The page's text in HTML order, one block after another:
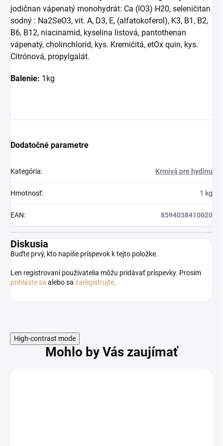
jodičnan vápenatý monohydrát: Ca (IO3) H20, seleničitan
sodný : Na2SeO3, vit. A, D3, E, (alfatokoferol), K3, B1, B2,
B6, B12, niacinamid, kyselina listová, pantothenan
vápenatý, cholinchlorid, kys. Kremičitá, etOx quin, kys.
Citrónová, propylgalát.
Balenie: 1kg
Dodatočné parametre
Kategória: Krmivá pre hydinu
Hmotnosť: 1 kg
EAN: 8594038410020
Diskusia
Buďte prvý, kto napíše príspevok k tejto položke.
Len registrovaní používatelia môžu pridávať príspevky. Prosím
prihláste sa alebo sa zaregistrujte.
High-contrast mode
Mohlo by Vás zaujímať